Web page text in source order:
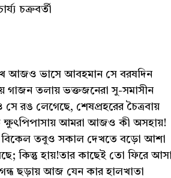
চক্রবর্তী
আজও ভাসে আবহমান সে বরষদিন
গাজন তলায় ভক্তজনেরা সু-সমাসীন
রঙ লেগেছে, শেষপ্রহরের চৈত্রবায়
ক্ষুৎপিপাসায় আমরা আজও কী অসহায়!
তবুও সকাল দেখতে বড়ো আশা
কিন্তু হায়!তার কাছেই তো ফিরে আসা
ছড়ায় আজ যেন কার হালখাতা